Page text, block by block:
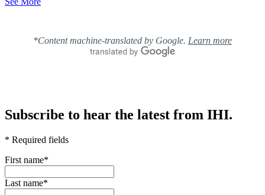
*Content machine-translated by Google. Learn more
Subscribe to hear the latest from IHI.
* Required fields
First name*
Last name*